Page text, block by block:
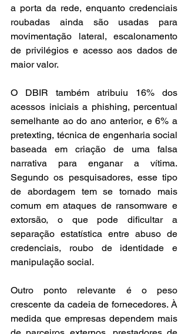
a porta da rede, enquanto credenciais
roubadas ainda são usadas para
movimentação lateral, escalonamento
de privilégios e acesso aos dados de
maior valor.
O DBIR também atribuiu 16% dos
acessos iniciais a phishing, percentual
semelhante ao do ano anterior, e 6% a
pretexting, técnica de engenharia social
baseada em criação de uma falsa
narrativa para enganar a vítima.
Segundo os pesquisadores, esse tipo
de abordagem tem se tornado mais
comum em ataques de ransomware e
extorsão, o que pode dificultar a
separação estatística entre abuso de
credenciais, roubo de identidade e
manipulação social.
Outro ponto relevante é o peso
crescente da cadeia de fornecedores. À
medida que empresas dependem mais